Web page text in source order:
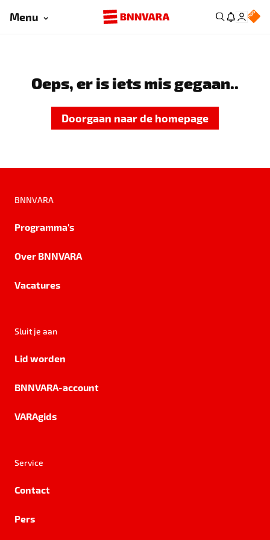
Menu
Oeps, er is iets mis gegaan..
Doorgaan naar de homepage
BNNVARA
Programma's
Over BNNVARA
Vacatures
Sluit je aan
Lid worden
BNNVARA-account
VARAgids
Service
Contact
Pers